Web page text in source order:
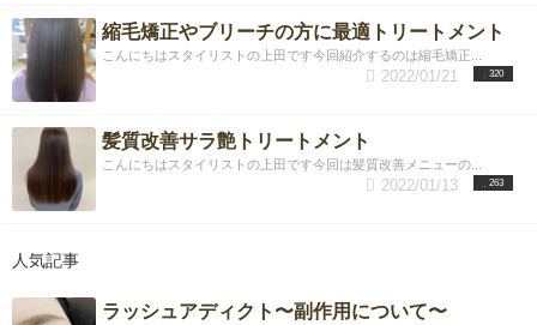
縮毛矯正やブリーチの方に最適トリートメント
こんにちはスタイリストの上田です今回紹介するのは縮毛矯正...
320
2022/01/21
髪質改善サラ艶トリートメント
こんにちはスタイリストの上田です今回は髪質改善メニューの...
263
2022/01/13
人気記事
ラッシュアディクト〜副作用について〜